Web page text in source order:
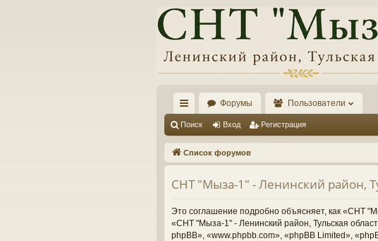
с
ы
лк
и
Форумы Пользователи
Поиск Вход Регистрация
Список форумов
СНТ "Мыза-1" - Ленинский район,
Это соглашение подробно объясняет, как «СНТ
«СНТ "Мыза-1" - Ленинский район, Тульская
phpBB», «www.phpbb.com», «phpBB Limited»,